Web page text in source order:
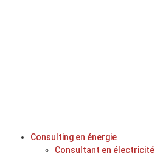
Consulting en énergie
Consultant en électricité